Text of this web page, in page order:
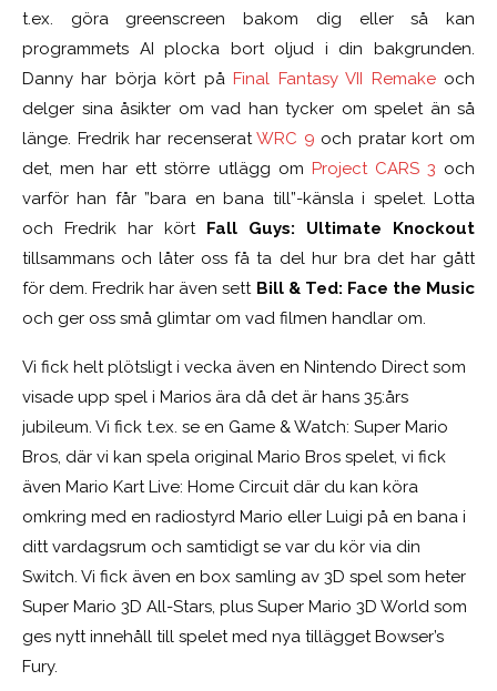
t.ex. göra greenscreen bakom dig eller så kan
programmets AI plocka bort oljud i din bakgrunden.
Danny har börja kört på Final Fantasy VII Remakeoch
delger sina åsikter om vad han tycker om spelet än så
länge. Fredrik har recenseratWRC 9 och pratar kort om
det, men har ett större utlägg om Project CARS 3 och
varför han får ”bara en bana till”-känsla i spelet. Lotta
och Fredrik har körtFall Guys: Ultimate Knockout
tillsammans och låter oss få ta del hur bra det har gått
för dem. Fredrik har även settBill & Ted: Face the Music
och ger oss små glimtar om vad filmen handlar om.
Vi fick helt plötsligt i vecka även en Nintendo Direct som
visade upp spel i Marios ära då det är hans 35:års
jubileum. Vi fick t.ex. se en Game & Watch: Super Mario
Bros, där vi kan spela original Mario Bros spelet, vi fick
även Mario Kart Live: Home Circuit där du kan köra
omkring med en radiostyrd Mario eller Luigi på en bana i
ditt vardagsrum och samtidigt se var du kör via din
Switch. Vi fick även en box samling av 3D spel som heter
Super Mario 3D All-Stars, plus Super Mario 3D World som
ges nytt innehåll till spelet med nya tillägget Bowser’s
Fury.